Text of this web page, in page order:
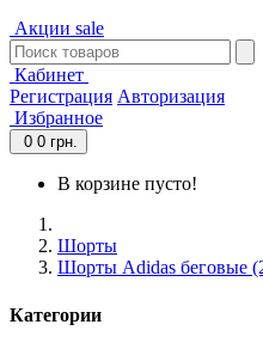
Акции sale
Кабинет
Регистрация Авторизация
Избранное
0 0 грн.
В корзине пусто!
Шорты
Шорты Adidas беговые
Категории